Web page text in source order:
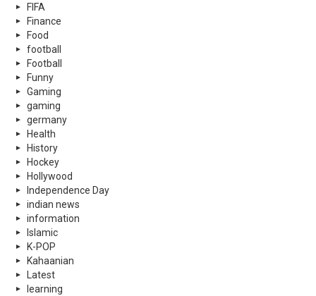
FIFA
Finance
Food
football
Football
Funny
Gaming
gaming
germany
Health
History
Hockey
Hollywood
Independence Day
indian news
information
Islamic
K-POP
Kahaanian
Latest
learning